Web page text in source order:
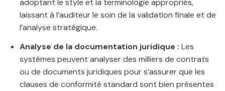
adoptant le style et la terminologie appropriés,
laissant à l’auditeur le soin de la validation finale et de
l’analyse stratégique.
Analyse de la documentation juridique : Les
systèmes peuvent analyser des milliers de contrats
ou de documents juridiques pour s’assurer que les
clauses de conformité standard sont bien présentes